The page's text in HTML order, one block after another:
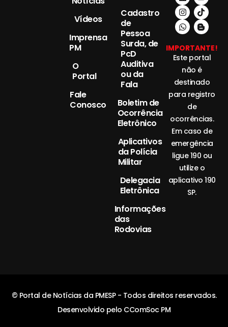
Vídeos
Imprensa
PM
O
Portal
Fale
Conosco
Cadastro
de
Pessoa
Surda, de
PcD
Auditiva
ou da
Fala
Boletim de
Ocorrência
Eletrônico
Aplicativos
da Polícia
Militar
Delegacia
Eletrônica
Informações
das
Rodovias
IMPORTANTE!
Este portal
não é
destinado
para registro
de
ocorrências.
Em caso de
emergência
ligue 190 ou
utilize o
aplicativo 190
SP.
© Portal de Notícias da PMESP - Todos direitos reservados.
Desenvolvido pelo CComSoc PM